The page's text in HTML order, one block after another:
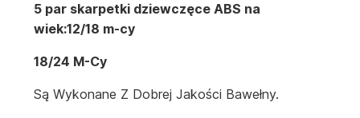
5 par skarpetki dziewczęce ABS na
wiek:12/18 m-cy
18/24 M-Cy
Są Wykonane Z Dobrej Jakości Bawełny.